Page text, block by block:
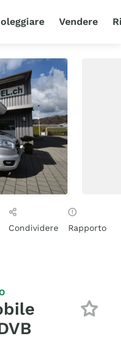
Vendere
Condividere Rapporto